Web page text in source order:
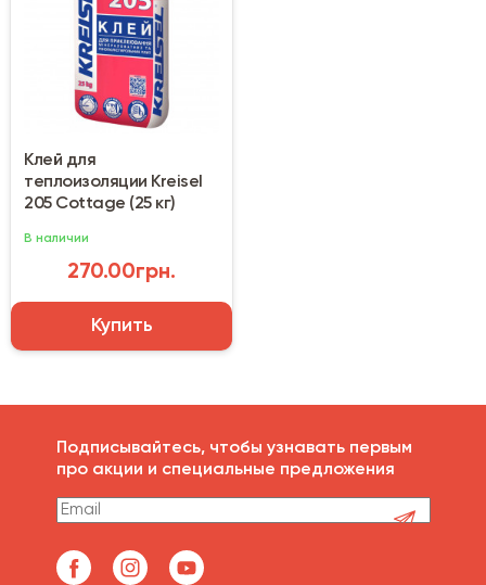
Клей для
теплоизоляции Kreisel
205 Cottage (25 кг)
В наличии
270.00грн.
Купить
Подписывайтесь, чтобы узнавать первым
про акции и специальные предложения